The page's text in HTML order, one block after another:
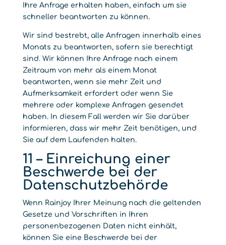
Ihre Anfrage erhalten haben, einfach um sie
schneller beantworten zu können.
Wir sind bestrebt, alle Anfragen innerhalb eines
Monats zu beantworten, sofern sie berechtigt
sind. Wir können Ihre Anfrage nach einem
Zeitraum von mehr als einem Monat
beantworten, wenn sie mehr Zeit und
Aufmerksamkeit erfordert oder wenn Sie
mehrere oder komplexe Anfragen gesendet
haben. In diesem Fall werden wir Sie darüber
informieren, dass wir mehr Zeit benötigen, und
Sie auf dem Laufenden halten.
11 – Einreichung einer
Beschwerde bei der
Datenschutzbehörde
Wenn Rainjoy Ihrer Meinung nach die geltenden
Gesetze und Vorschriften in Ihren
personenbezogenen Daten nicht einhält,
können Sie eine Beschwerde bei der